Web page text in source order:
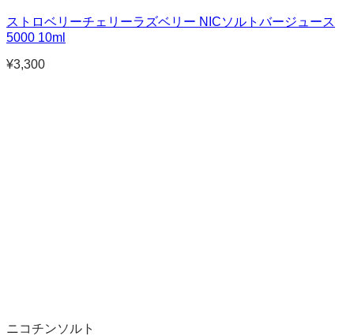
ストロベリーチェリーラズベリー NICソルトバージュース
5000 10ml
¥3,300
ニコチンソルト